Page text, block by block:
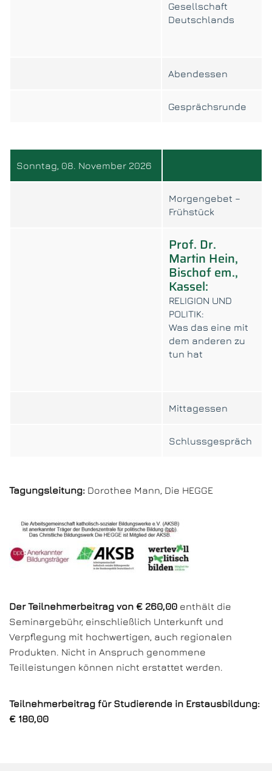
Gesellschaft
Deutschlands
Abendessen
Gesprächsrunde
Sonntag, 08. November 2026
Morgengebet –
Frühstück
Prof. Dr.
Martin Hein,
Bischof em.,
Kassel:
RELIGION UND
POLITIK:
Was das eine mit
dem anderen zu
tun hat
Mittagessen
Schlussgespräch
Tagungsleitung: Dorothee Mann, Die HEGGE
Der Teilnehmerbeitrag von € 260,00 enthält die
Seminargebühr, einschließlich Unterkunft und
Verpflegung mit hochwertigen, auch regionalen
Produkten. Nicht in Anspruch genommene
Teilleistungen können nicht erstattet werden.
Teilnehmerbeitrag für Studierende in Erstausbildung:
€ 180,00